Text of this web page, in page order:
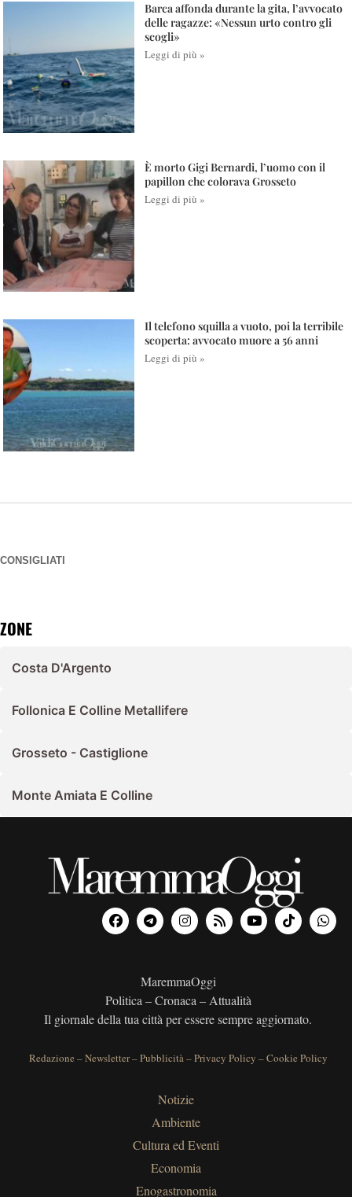
Barca affonda durante la gita, l’avvocato
delle ragazze: «Nessun urto contro gli
scogli»
Leggi di più »
È morto Gigi Bernardi, l’uomo con il
papillon che colorava Grosseto
Leggi di più »
Il telefono squilla a vuoto, poi la terribile
scoperta: avvocato muore a 56 anni
Leggi di più »
CONSIGLIATI
ZONE
Costa D'Argento
Follonica E Colline Metallifere
Grosseto - Castiglione
Monte Amiata E Colline
MaremmaOggi
Politica – Cronaca – Attualità
Il giornale della tua città per essere sempre aggiornato.
Redazione –Newsletter–Pubblicità –Privacy Policy –Cookie Policy
Notizie
Ambiente
Cultura ed Eventi
Economia
Enogastronomia